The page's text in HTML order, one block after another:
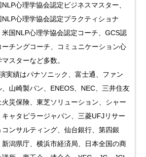
NLP心理学協会認定ビジネスマスター、
NLP心理学協会認定プラクティショナ
米国NLP心理学協会認定コーチ、GCS認
ーチングコーチ、コミュニケーション心
スターなど多数。
実績はパナソニック、富士通、ファン
、山崎製パン、ENEOS、NEC、三井住友
火災保険、東芝ソリューション、シャー
キャタピラージャパン、三菱UFJリサー
コンサルティング、仙台銀行、第四銀
新潟県庁、横浜市経済局、日本全国の商